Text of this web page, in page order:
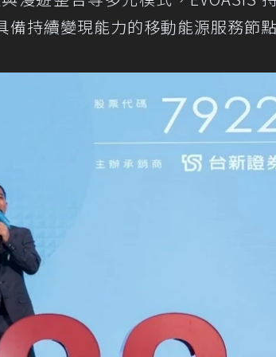
持續變現能力的移動能源服務節